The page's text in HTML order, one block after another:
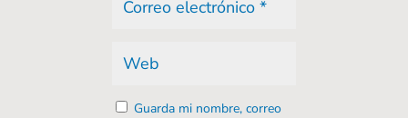
Guarda mi nombre, correo